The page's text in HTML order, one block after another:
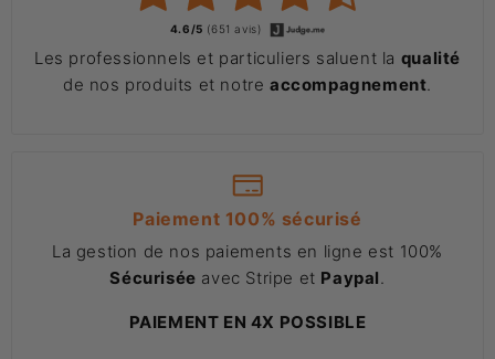
4.6/5 (651 avis)
Les professionnels et particuliers saluent la qualité
de nos produits et notre accompagnement.
Paiement 100% sécurisé
La gestion de nos paiements en ligne est 100%
Sécurisée avec Stripe et Paypal.
PAIEMENT EN 4X POSSIBLE